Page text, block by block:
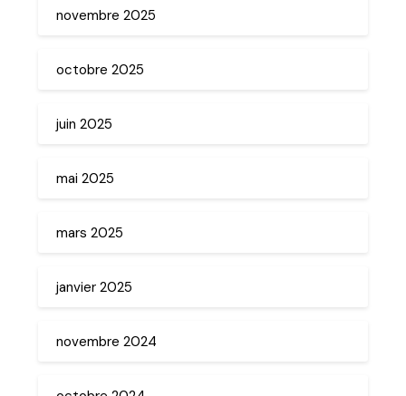
novembre 2025
octobre 2025
juin 2025
mai 2025
mars 2025
janvier 2025
novembre 2024